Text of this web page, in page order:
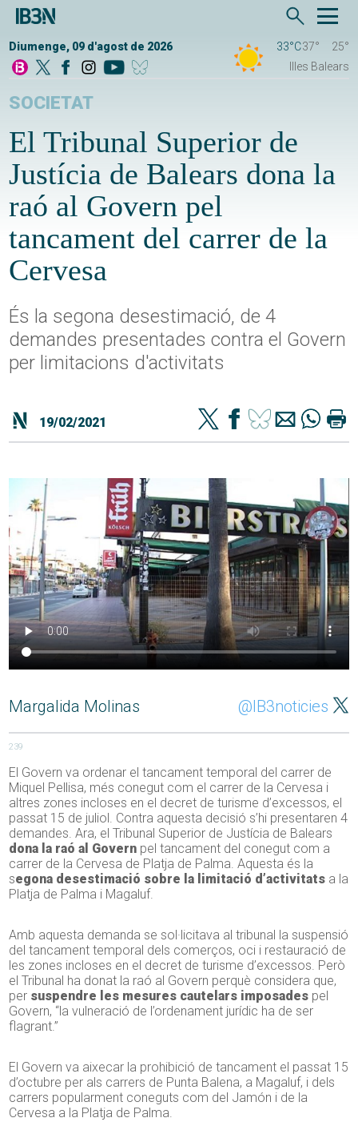
Diumenge, 09 d'agost de 2026 33°C37°
25°
Illes Balears
SOCIETAT
El Tribunal Superior de
Justícia de Balears dona la
raó al Govern pel
tancament del carrer de la
Cervesa
És la segona desestimació, de 4
demandes presentades contra el Govern
per limitacions d'activitats
19/02/2021
Margalida Molinas @IB3noticies
239
El Govern va ordenar el tancament temporal del carrer de
Miquel Pellisa, més conegut com el carrer de la Cervesa i
altres zones incloses en el decret de turisme d’excessos, el
passat 15 de juliol. Contra aquesta decisió s’hi presentaren 4
demandes. Ara, el Tribunal Superior de Justícia de Balears
dona la raó al Govern pel tancament del conegut com a
carrer de la Cervesa de Platja de Palma. Aquesta és la
segona desestimació sobre la limitació d’activitats a la
Platja de Palma i Magaluf.
Amb aquesta demanda se sol·licitava al tribunal la suspensió
del tancament temporal dels comerços, oci i restauració de
les zones incloses en el decret de turisme d’excessos. Però
el Tribunal ha donat la raó al Govern perquè considera que,
per suspendre les mesures cautelars imposades pel
Govern, “la vulneració de l’ordenament jurídic ha de ser
flagrant.”
El Govern va aixecar la prohibició de tancament el passat 15
d’octubre per als carrers de Punta Balena, a Magaluf, i dels
carrers popularment coneguts com del Jamón i de la
Cervesa a la Platja de Palma.